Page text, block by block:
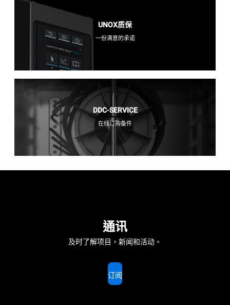
UNOX质保
一份满意的承诺
DDC-SERVICE
在线订购备件
通讯
及时了解项目，新闻和活动。
订阅